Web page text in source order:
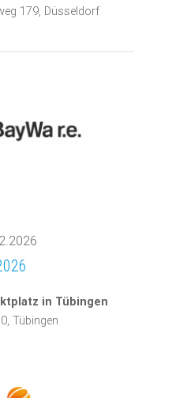
179, Düsseldorf
in Tübingen
Tübingen